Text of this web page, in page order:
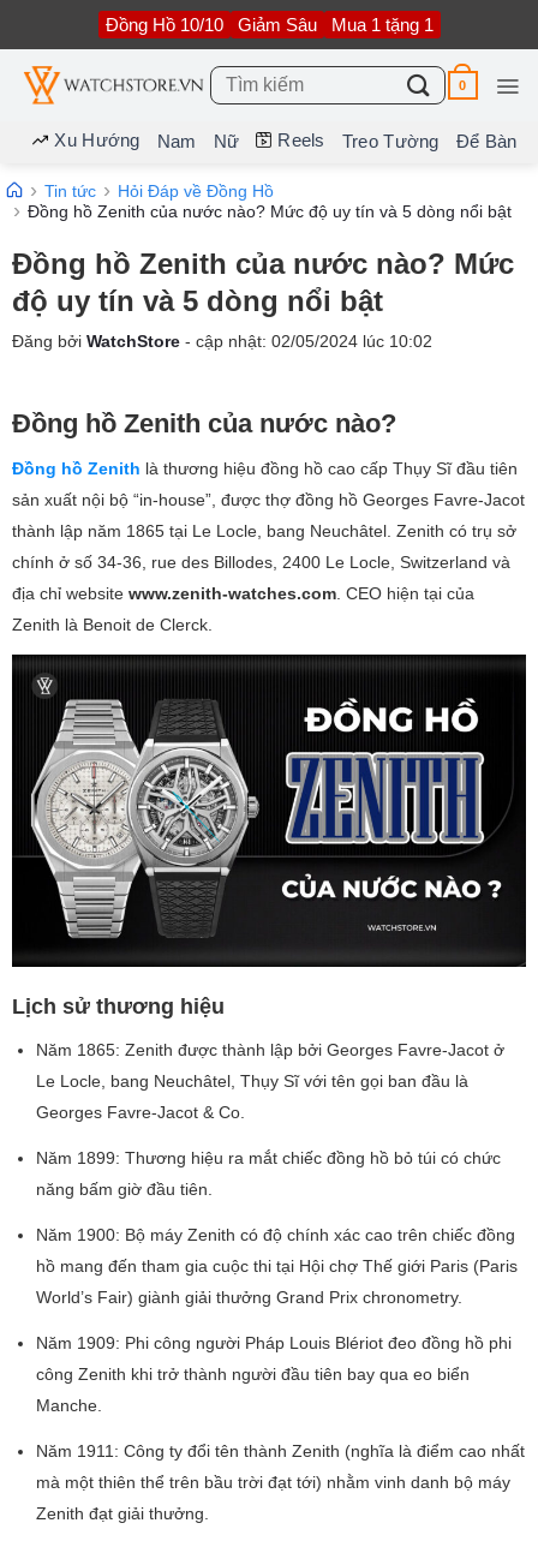
nội
dung
Đồng Hồ 10/10 Giảm Sâu Mua 1 tặng 1
Tìm
kiếm:
0
Xu Hướng Nam Nữ Reels Treo Tường Để Bàn
Tin tức
Hỏi Đáp về Đồng Hồ
Đồng hồ Zenith của nước nào? Mức độ uy tín và 5 dòng nổi bật
Đồng hồ Zenith của nước nào? Mức
độ uy tín và 5 dòng nổi bật
Đăng bởi WatchStore - cập nhật: 02/05/2024 lúc 10:02
Đồng hồ Zenith của nước nào?
Đồng hồ Zenith là thương hiệu đồng hồ cao cấp Thụy Sĩ đầu tiên
sản xuất nội bộ “in-house”, được thợ đồng hồ Georges Favre-Jacot
thành lập năm 1865 tại Le Locle, bang Neuchâtel. Zenith có trụ sở
chính ở số 34-36, rue des Billodes, 2400 Le Locle, Switzerland và
địa chỉ website www.zenith-watches.com . CEO hiện tại của
Zenith là Benoit de Clerck.
Lịch sử thương hiệu
Năm 1865: Zenith được thành lập bởi Georges Favre-Jacot ở
Le Locle, bang Neuchâtel, Thụy Sĩ với tên gọi ban đầu là
Georges Favre-Jacot & Co.
Năm 1899: Thương hiệu ra mắt chiếc đồng hồ bỏ túi có chức
năng bấm giờ đầu tiên.
Năm 1900: Bộ máy Zenith có độ chính xác cao trên chiếc đồng
hồ mang đến tham gia cuộc thi tại Hội chợ Thế giới Paris (Paris
World’s Fair) giành giải thưởng Grand Prix chronometry.
Năm 1909: Phi công người Pháp Louis Blériot đeo đồng hồ phi
công Zenith khi trở thành người đầu tiên bay qua eo biển
Manche.
Năm 1911: Công ty đổi tên thành Zenith (nghĩa là điểm cao nhất
mà một thiên thể trên bầu trời đạt tới) nhằm vinh danh bộ máy
Zenith đạt giải thưởng.